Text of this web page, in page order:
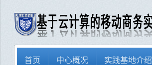
首页 中心概况 实践基地介绍